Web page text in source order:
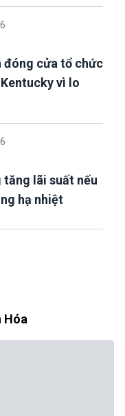
đóng cửa tổ chức
vì lo
tăng lãi suất nếu
hạ nhiệt
Hóa